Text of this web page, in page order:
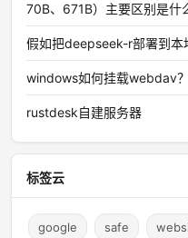
70B、671B）主要区别是什
假如把deepseek-r部署到本
windows如何挂载webdav？
rustdesk自建服务器
标签云
google safe